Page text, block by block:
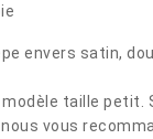
envers satin,
modèle taille petit.
vous